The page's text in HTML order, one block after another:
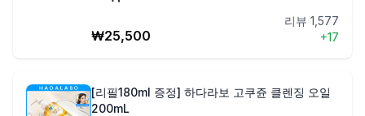
₩25,500
리뷰 1,577
+17
[리필180ml 증정] 하다라보 고쿠쥰 클렌징 오일
200mL